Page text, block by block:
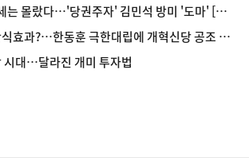
는 몰랐다…'당권주자' 김민석 방미 '도마' [정
효과?…한동훈 극한대립에 개혁신당 공조 냉
대…달라진 개미 투자법